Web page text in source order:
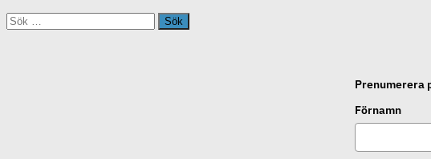
Sök
efter:
Prenumerera
Förnamn